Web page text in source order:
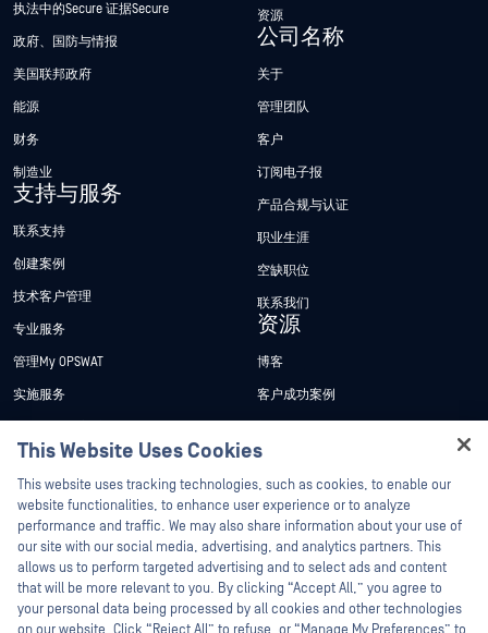
执法中的Secure 证据Secure
政府、国防与情报
美国联邦政府
能源
财务
制造业
支持与服务
联系支持
创建案例
技术客户管理
专业服务
管理My OPSWAT
实施服务
技术文档
培训
漏洞计划
合作伙伴
认证
技术合作伙伴
资源
公司名称
关于
管理团队
客户
订阅电子报
产品合规与认证
职业生涯
空缺职位
联系我们
资源
博客
客户成功案例
新闻报道
活动
网络研讨会
产品型录
白皮书
免费工具
This Website Uses Cookies
This website uses tracking technologies, such as cookies, to enable our
website functionalities, to enhance user experience or to analyze
performance and traffic. We may also share information about your use of
our site with our social media, advertising, and analytics partners. This
allows us to perform targeted advertising and to select ads and content
that will be more relevant to you. By clicking “Accept All,” you agree to
your personal data being processed by all cookies and other technologies
Hey there!
I'm Ozzy, your OPSWAT virtual assistant.
How can I help you secure what's critical
today?